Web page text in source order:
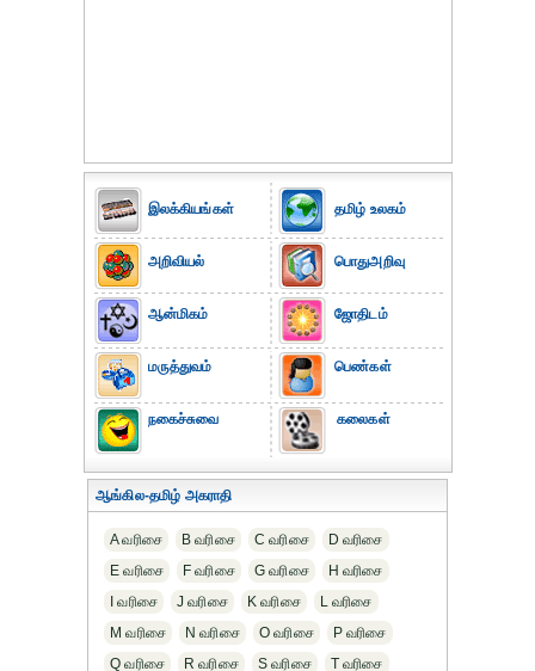
இலக்கியங்கள்
அறிவியல்
ஆன்மிகம்
மருத்துவம்
நகைச்சுவை
தமிழ் உலகம்
பொதுஅறிவு
ஜோதிடம்
பெண்கள்
கலைகள்
ஆங்கில-தமிழ் அகராதி
A வரிசை B வரிசை C வரிசை
D வரிசை
E வரிசை
F வரிசை G வரிசை
H வரிசை
I வரிசை
J வரிசை K வரிசை
L வரிசை
M வரிசை
N வரிசை O வரிசை
P வரிசை
Q வரிசை
R வரிசை S வரிசை T வரிசை